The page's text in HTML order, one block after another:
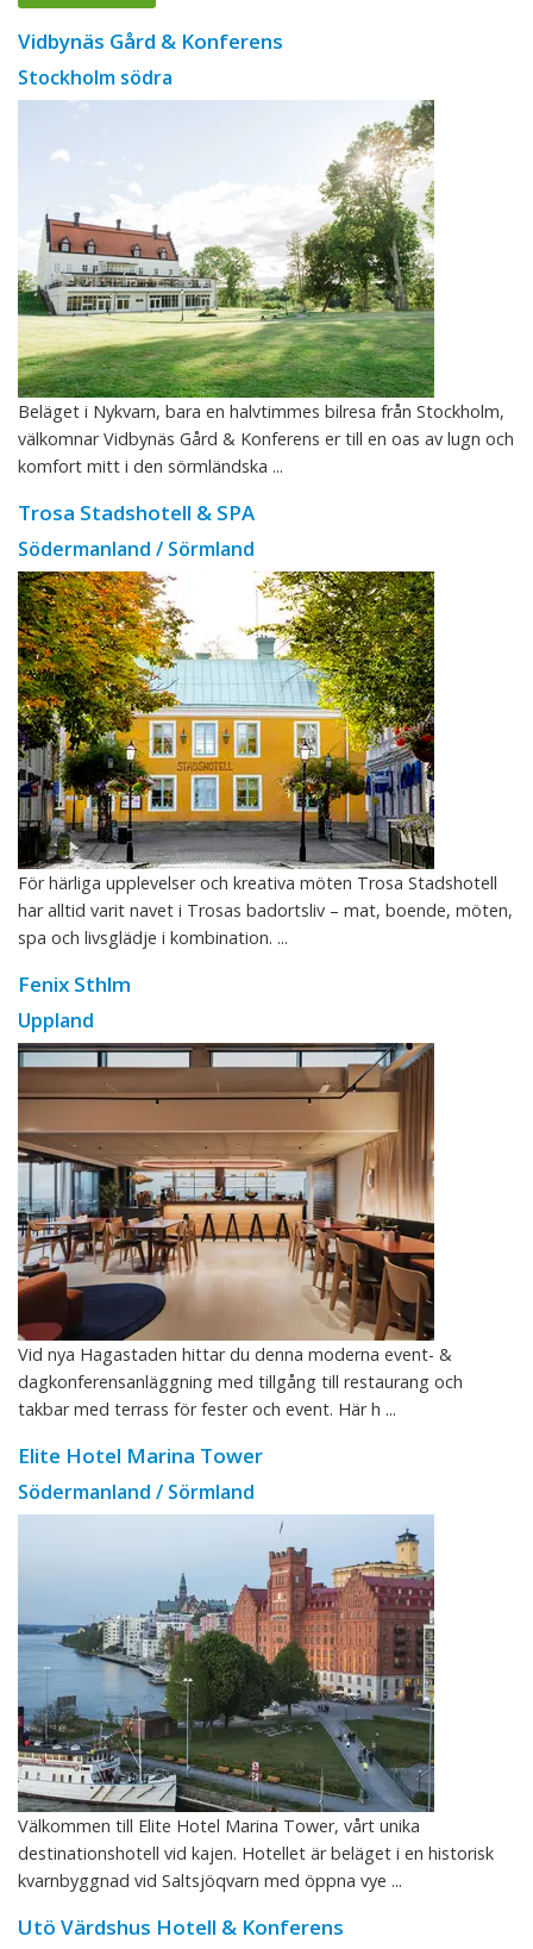
Vidbynäs Gård & Konferens
Stockholm södra
Beläget i Nykvarn, bara en halvtimmes bilresa från Stockholm,
välkomnar Vidbynäs Gård & Konferens er till en oas av lugn och
komfort mitt i den sörmländska ...
Trosa Stadshotell & SPA
Södermanland / Sörmland
För härliga upplevelser och kreativa möten Trosa Stadshotell
har alltid varit navet i Trosas badortsliv – mat, boende, möten,
spa och livsglädje i kombination. ...
Fenix Sthlm
Uppland
Vid nya Hagastaden hittar du denna moderna event- &
dagkonferensanläggning med tillgång till restaurang och
takbar med terrass för fester och event. Här h ...
Elite Hotel Marina Tower
Södermanland / Sörmland
Välkommen till Elite Hotel Marina Tower, vårt unika
destinationshotell vid kajen. Hotellet är beläget i en historisk
kvarnbyggnad vid Saltsjöqvarn med öppna vye ...
Utö Värdshus Hotell & Konferens